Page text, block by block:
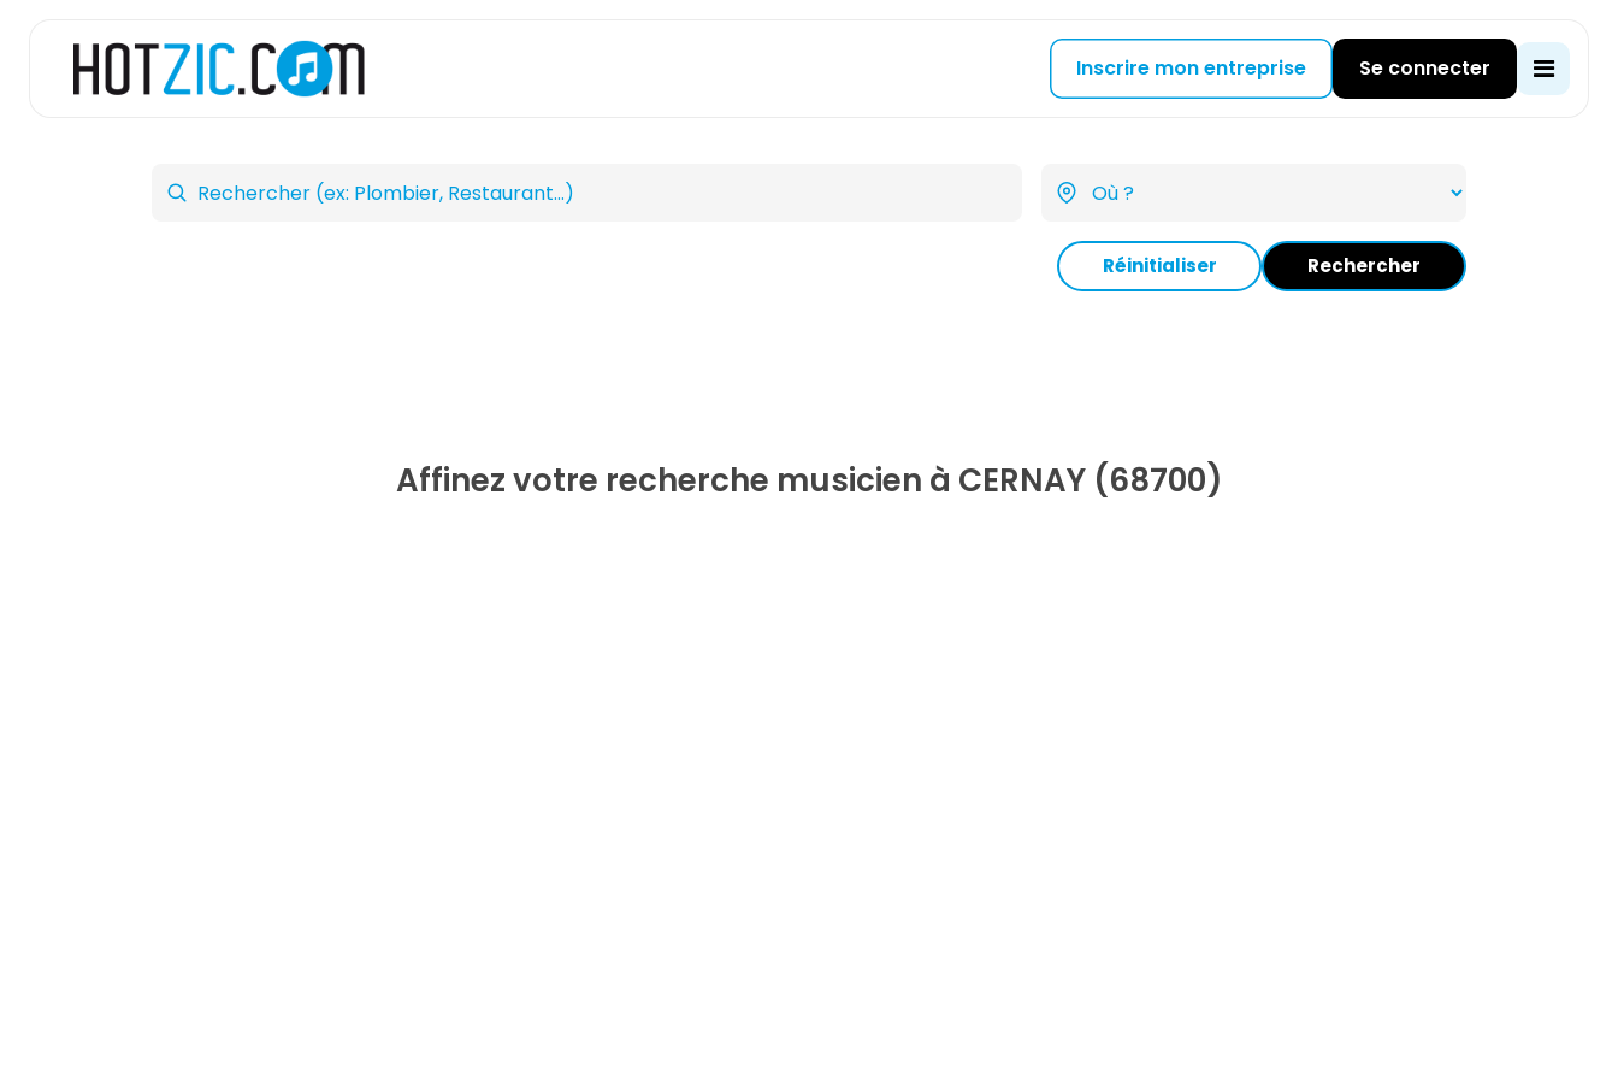
Inscrire mon entreprise Se connecter
Réinitialiser Rechercher
Affinez votre recherche musicien à CERNAY (68700)